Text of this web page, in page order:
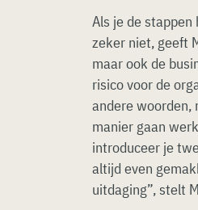
Als je de
zeker niet, geeft
maar ook de
risico voor de
andere woorden,
manier gaan
introduceer je
altijd even
uitdaging”, stelt